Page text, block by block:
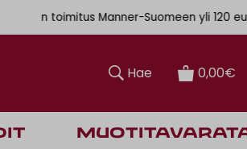
toimitus Manner-Suomeen yli 120 euron
Hae 0,00€